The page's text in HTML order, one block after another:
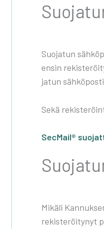
Suo­ja­tun
ensin
ja­tun
Sekä
Sec­Mail®
Mikä­li
rekis­te­röi­ty­nyt